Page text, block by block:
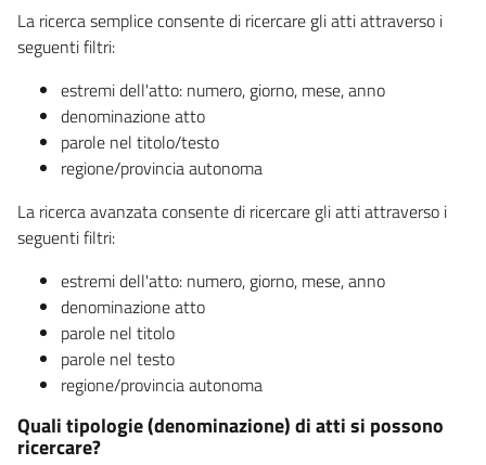
La ricerca semplice consente di ricercare gli atti attraverso i
seguenti filtri:
estremi dell'atto: numero, giorno, mese, anno
denominazione atto
parole nel titolo/testo
regione/provincia autonoma
La ricerca avanzata consente di ricercare gli atti attraverso i
seguenti filtri:
estremi dell'atto: numero, giorno, mese, anno
denominazione atto
parole nel titolo
parole nel testo
regione/provincia autonoma
Quali tipologie (denominazione) di atti si possono
ricercare?